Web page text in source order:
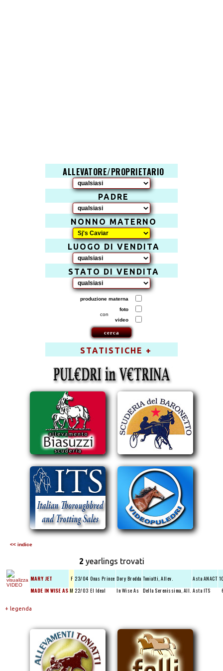
ALLEVATORE/PROPRIETARIO
PADRE
NONNO MATERNO
LUOGO DI VENDITA
STATO DI VENDITA
produzione materna
con
foto
video
STATISTICHE +
<< indice
2 yearlings trovati
MARY JET F 23/04 Onas Prince Dory Brodda Toniatti, Allev. Asta ANACT
MADE IN WISE AS M 22/03 El Ideal In Wise As Della Serenissima, All. Asta ITS
+ legenda